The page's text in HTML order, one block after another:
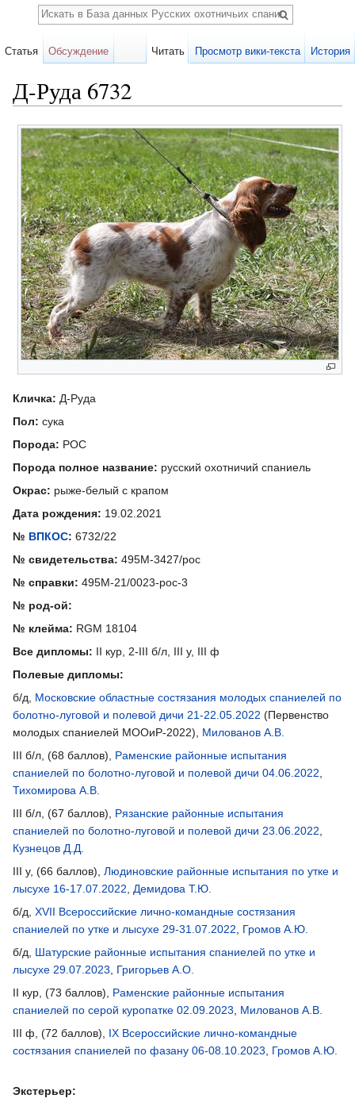
Д-Руда 6732
Карточка
собаки
Кличка: Д-Руда
Пол: сука
Порода: РОС
Порода полное название: русский охотничий спаниель
Окрас: рыже-белый с крапом
Дата рождения: 19.02.2021
№ ВПКОС: 6732/22
№ свидетельства: 495М-3427/рос
№ справки: 495М-21/0023-рос-3
№ род-ой:
№ клейма: RGM 18104
Все дипломы: II кур, 2-III б/л, III у, III ф
Полевые дипломы:
б/д, Московские областные состязания молодых спаниелей по
болотно-луговой и полевой дичи 21-22.05.2022 (Первенство
молодых спаниелей МООиР-2022), Милованов А.В.
III б/л, (68 баллов), Раменские районные испытания
спаниелей по болотно-луговой и полевой дичи 04.06.2022
Тихомирова А.В.
III б/л, (67 баллов), Рязанские районные испытания
спаниелей по болотно-луговой и полевой дичи 23.06.2022
Кузнецов Д.Д.
III у, (66 баллов), Людиновские районные испытания по утке и
лысухе 16-17.07.2022
Демидова Т.Ю.
б/д, XVII Всероссийские лично-командные состязания
спаниелей по утке и лысухе 29-31.07.2022
Громов А.Ю.
б/д, Шатурские районные испытания спаниелей по утке и
лысухе 29.07.2023
Григорьев А.О.
II кур, (73 баллов), Раменские районные испытания
спаниелей по серой куропатке 02.09.2023
Милованов А.В.
III ф, (72 баллов), IX Всероссийские лично-командные
состязания спаниелей по фазану 06-08.10.2023
Громов А.Ю.
Экстерьер:
Статья Обсуждение Читать Просмотр вики-текста История
Поиск